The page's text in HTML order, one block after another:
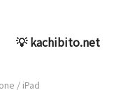
💡 kachibito.net
/ iPad